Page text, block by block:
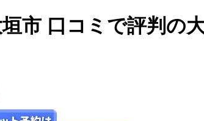
市 口コミで評判の